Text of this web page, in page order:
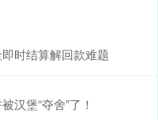
时结算解回款难题
汉堡“夺舍”了！